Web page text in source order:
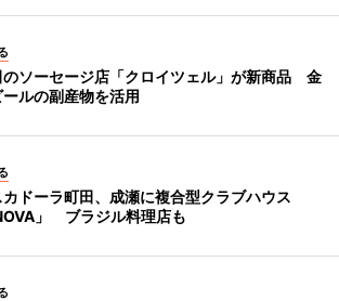
のソーセージ店「クロイツェル」が新商品 金
ルの副産物を活用
ドーラ町田、成瀬に複合型クラブハウス
」 ブラジル料理店も